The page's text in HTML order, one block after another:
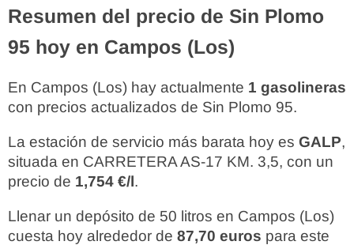
Resumen del precio de Sin Plomo
95 hoy en Campos (Los)
En Campos (Los) hay actualmente 1 gasolineras
con precios actualizados de Sin Plomo 95.
La estación de servicio más barata hoy es GALP,
situada en CARRETERA AS-17 KM. 3,5, con un
precio de 1,754 €/l.
Llenar un depósito de 50 litros en Campos (Los)
cuesta hoy alrededor de 87,70 euros para este